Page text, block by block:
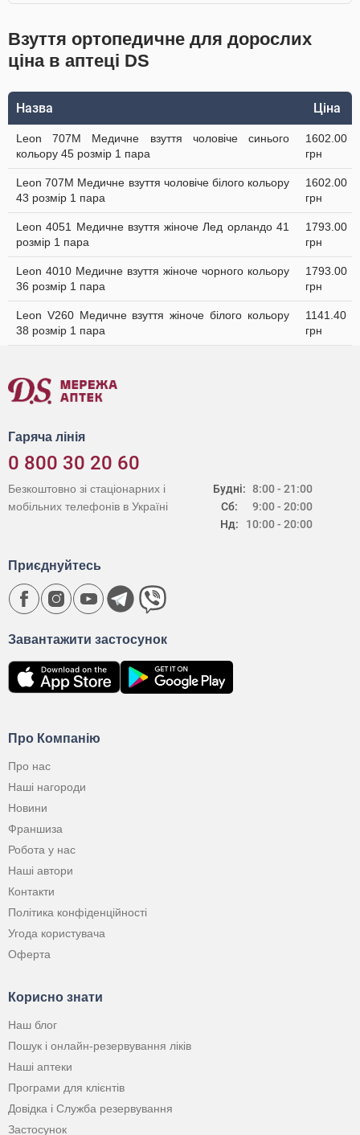
Взуття ортопедичне для дорослих
ціна в аптеці DS
Назва Ціна
Leon 707M Медичне взуття чоловіче синього
кольору 45 розмір 1 пара
1602.00
грн
Leon 707M Медичне взуття чоловіче білого кольору
43 розмір 1 пара
1602.00
грн
Leon 4051 Медичне взуття жіноче Лед орландо 41
розмір 1 пара
1793.00
грн
Leon 4010 Медичне взуття жіноче чорного кольору
36 розмір 1 пара
1793.00
грн
Leon V260 Медичне взуття жіноче білого кольору
38 розмір 1 пара
1141.40
грн
Гаряча лінія
0 800 30 20 60
Будні:
Сб:
Нд:
8:00 - 21:00
9:00 - 20:00
10:00 - 20:00
Безкоштовно зі стаціонарних і
мобільних телефонів в Україні
Про Компанію
Про нас
Наші нагороди
Новини
Франшиза
Робота у нас
Наші автори
Контакти
Політика конфіденційності
Угода користувача
Оферта
Корисно знати
Наш блог
Пошук і онлайн-резервування ліків
Наші аптеки
Програми для клієнтів
Довідка і Служба резервування
Застосунок
Завантажити застосунок
Приєднуйтесь